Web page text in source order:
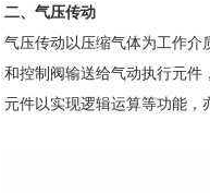
二、气压传动
气压传动以压缩气体为工作介
和控制阀输送给气动执行元件
元件以实现逻辑运算等功能，